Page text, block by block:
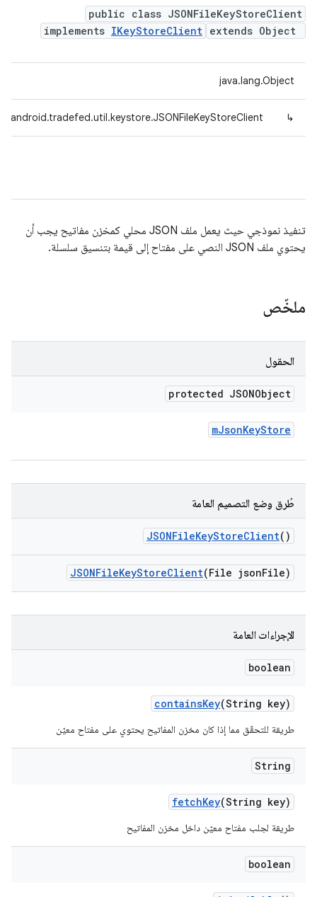
public class JSONFileKeyStoreClient
extends Object
implements IKeyStoreClient
java.lang.Object
↳
تنفيذ نموذجي حيث يعمل ملف JSON محلي كمخزن مفاتيح يجب أن
يحتوي ملف JSON النصي على مفتاح إلى قيمة بتنسيق سلسلة.
ملخّص
الحقول
protected JSONObject
mJsonKeyStore
طُرق وضع التصميم العامة
JSONFileKeyStoreClient()
JSONFileKeyStoreClient(File jsonFile)
الإجراءات العامة
boolean
containsKey(String key)
طريقة للتحقّق مما إذا كان مخزن المفاتيح يحتوي على مفتاح معيّن
String
fetchKey(String key)
طريقة لجلب مفتاح معيّن داخل مخزن المفاتيح
boolean